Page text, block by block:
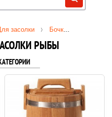
засолки Бочки для засолки рыбы
РЫБЫ